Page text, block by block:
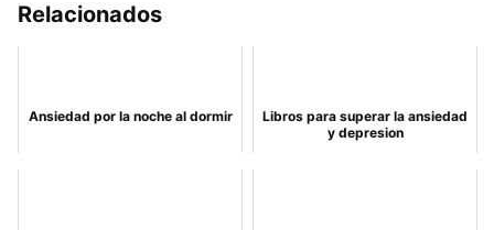
Relacionados
Ansiedad por la noche al dormir
Libros para superar la ansiedad
y depresion